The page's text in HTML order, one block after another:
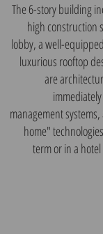
The 6-story building
high construction
lobby, a well-
luxurious rooftop
are
management
home"
term or in a